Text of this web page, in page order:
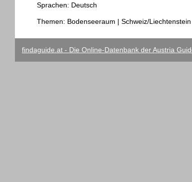
Sprachen: Deutsch
Themen: Bodenseeraum | Schweiz/Liechtenstein
findaguide.at - Die Online-Datenbank der Austria